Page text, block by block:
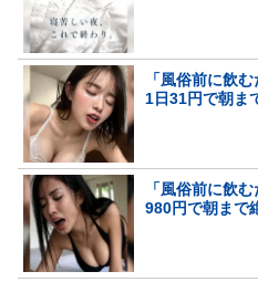
「風俗前に飲
1日31円で朝ま
「風俗前に飲
980円で朝まで